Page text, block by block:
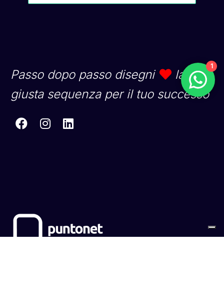
Passo dopo passo disegni
la
giusta sequenza per il tuo successo
1